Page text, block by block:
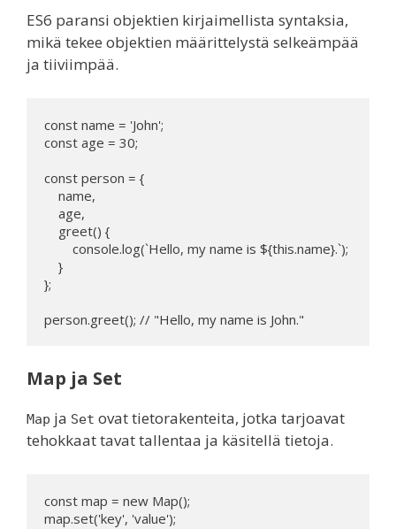
ES6 paransi objektien kirjaimellista syntaksia,
mikä tekee objektien määrittelystä selkeämpää
ja tiiviimpää.
const name = 'John';
const age = 30;
const person = {
};
person.greet(); // "Hello, my name is John."
Map ja Set
Map ja Set ovat tietorakenteita, jotka tarjoavat
tehokkaat tavat tallentaa ja käsitellä tietoja.
const map = new Map();
map.set('key', 'value');